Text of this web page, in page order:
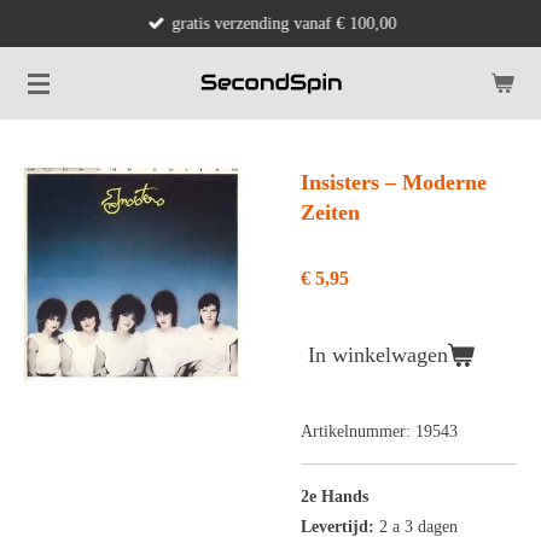
naar
de
gratis verzending vanaf € 100,00
Insisters ‎– Moderne
Zeiten
€ 5,95
In winkelwagen
Artikelnummer: 19543
2e Hands
Levertijd: 2 a 3 dagen